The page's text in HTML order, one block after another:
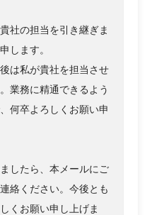
社の担当を引き継ぎま
します。
は私が貴社を担当させ
業務に精通できるよう
何卒よろしくお願い申
したら、本メールにご
絡ください。今後とも
くお願い申し上げま